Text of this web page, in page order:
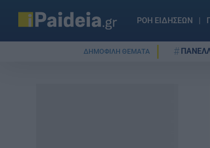
ΡΟΗ ΕΙΔΗΣΕΩΝ
ΔΗΜΟΦΙΛΗ ΘΕΜΑΤΑ